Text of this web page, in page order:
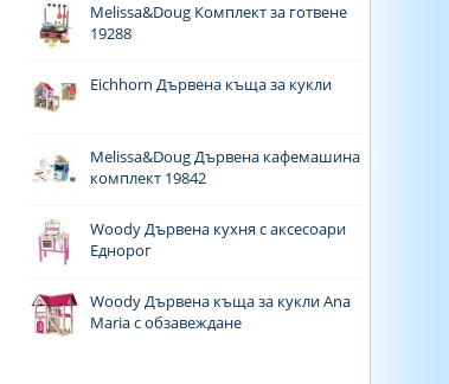
Melissa&Doug Комплект за готвене
19288
Eichhorn Дървена къща за кукли
Melissa&Doug Дървена кафемашина
комплект 19842
Woody Дървена кухня с аксесоари
Еднорог
Woody Дървена къща за кукли Ana
Maria с обзавеждане